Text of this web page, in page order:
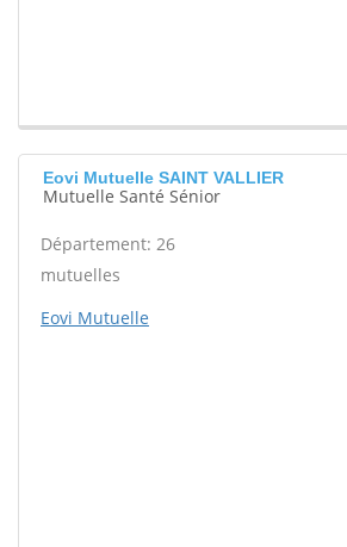
Eovi Mutuelle SAINT VALLIER
Mutuelle Santé Sénior
Département: 26
mutuelles
Eovi Mutuelle